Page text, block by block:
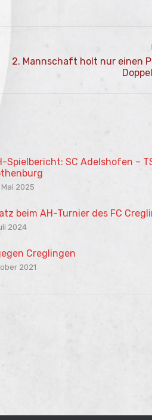
2. Mannschaft holt nur einen
Spielbericht: SC Adelshofen –
Mai 2025
beim AH-Turnier des FC
2024
Creglingen
2021